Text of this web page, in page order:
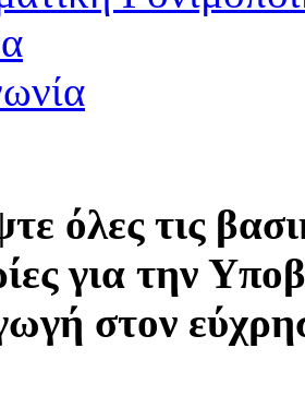
όλες τις
για την
στον